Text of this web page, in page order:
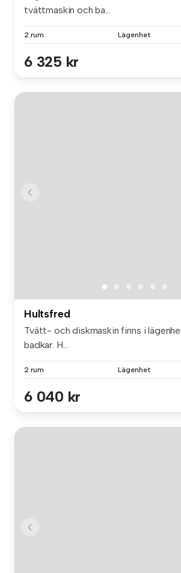
tvättmaskin och ba...
2 rum Lägenhet
6 325 kr
Hultsfred
Tvätt- och diskmaskin finns i
badkar. H...
2 rum Lägenhet
6 040 kr